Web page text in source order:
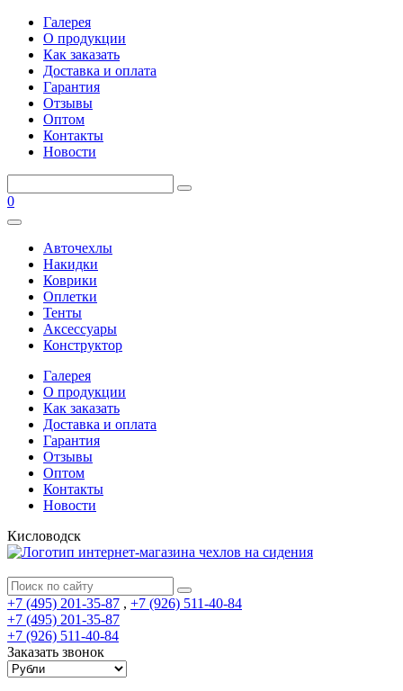
Галерея
О продукции
Как заказать
Доставка и оплата
Гарантия
Отзывы
Оптом
Контакты
Новости
0
Авточехлы
Накидки
Коврики
Оплетки
Тенты
Аксессуары
Конструктор
Галерея
О продукции
Как заказать
Доставка и оплата
Гарантия
Отзывы
Оптом
Контакты
Новости
Кисловодск
+7 (495) 201-35-87 , +7 (926) 511-40-84
+7 (495) 201-35-87
+7 (926) 511-40-84
Заказать звонок